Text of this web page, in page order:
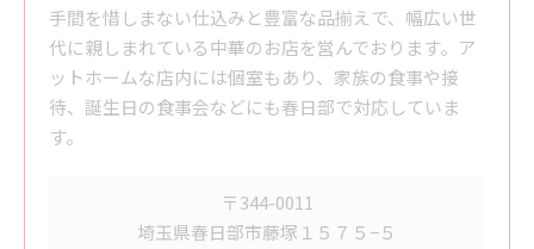
手間を惜しまない仕込みと豊富な品揃えで、幅広い世
代に親しまれている中華のお店を営んでおります。ア
ットホームな店内には個室もあり、家族の食事や接
待、誕生日の食事会などにも春日部で対応していま
す。
〒344-0011
埼玉県春日部市藤塚１５７５−５